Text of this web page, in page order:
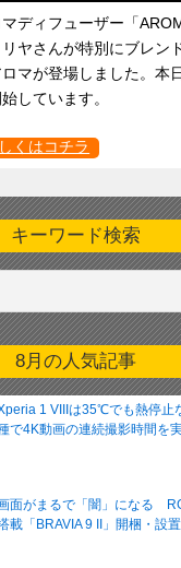
ディフューザー「
ヤさんが特別にブレン
ロマが登場しました。本
しています。
くはコチラ
キーワード検索
8月の人気記事
1 VIIIは35℃でも熱停
で4K動画の連続撮影時間を
面がまるで「闇」になる
載「BRAVIA 9 II」開梱・設